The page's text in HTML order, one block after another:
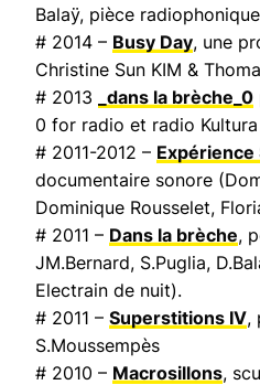
Balaÿ, pièce
# 2014 – Busy Day, une
Christine Sun KIM &
# 2013
_dans la brèche_0
0 for radio et radio Kultura
# 2011-2012 – Expérience
documentaire sonore
Dominique Rousselet,
# 2011 – Dans la brèche,
JM.Bernard, S.Puglia,
Electrain de nuit).
# 2011 – Superstitions IV,
S.Moussempès
# 2010 – Macrosillons,